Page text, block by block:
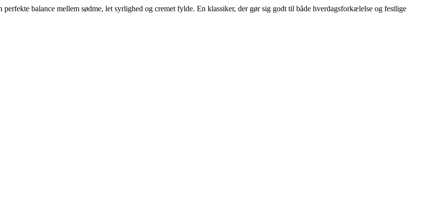
balance mellem sødme, let syrlighed og cremet fylde. En klassiker, der gør sig godt til både hverdagsforkælelse og festlige